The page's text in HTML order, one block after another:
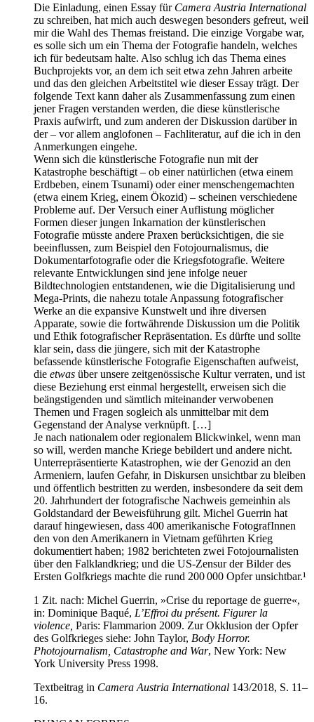
Die Einladung, einen Essay für Camera Austria International
zu schreiben, hat mich auch deswegen besonders gefreut, weil
mir die Wahl des Themas freistand. Die einzige Vorgabe war,
es solle sich um ein Thema der Fotografie handeln, welches
ich für bedeutsam halte. Also schlug ich das Thema eines
Buchprojekts vor, an dem ich seit etwa zehn Jahren arbeite
und das den gleichen Arbeitstitel wie dieser Essay trägt. Der
folgende Text kann daher als Zusammenfassung zum einen
jener Fragen verstanden werden, die diese künstlerische
Praxis aufwirft, und zum anderen der Diskussion darüber in
der – vor allem anglofonen – Fachliteratur, auf die ich in den
Anmerkungen eingehe.
Wenn sich die künstlerische Fotografie nun mit der
Katastrophe beschäftigt – ob einer natürlichen (etwa einem
Erdbeben, einem Tsunami) oder einer menschengemachten
(etwa einem Krieg, einem Ökozid) – scheinen verschiedene
Probleme auf. Der Versuch einer Auflistung möglicher
Formen dieser jungen Inkarnation der künstlerischen
Fotografie müsste andere Praxen berücksichtigen, die sie
beeinflussen, zum Beispiel den Fotojournalismus, die
Dokumentarfotografie oder die Kriegsfotografie. Weitere
relevante Entwicklungen sind jene infolge neuer
Bildtechnologien entstandenen, wie die Digitalisierung und
Mega-Prints, die nahezu totale Anpassung fotografischer
Werke an die expansive Kunstwelt und ihre diversen
Apparate, sowie die fortwährende Diskussion um die Politik
und Ethik fotografischer Repräsentation. Es dürfte und sollte
klar sein, dass die jüngere, sich mit der Katastrophe
befassende künstlerische Fotografie Eigenschaften aufweist,
die etwas über unsere zeitgenössische Kultur verraten, und ist
diese Beziehung erst einmal hergestellt, erweisen sich die
beängstigenden und sämtlich miteinander verwobenen
Themen und Fragen sogleich als unmittelbar mit dem
Gegenstand der Analyse verknüpft. […]
Je nach nationalem oder regionalem Blickwinkel, wenn man
so will, werden manche Kriege bebildert und andere nicht.
Unterrepräsentierte Katastrophen, wie der Genozid an den
Armeniern, laufen Gefahr, in Diskursen unsichtbar zu bleiben
und öffentlich bestritten zu werden, insbesondere da seit dem
20. Jahrhundert der fotografische Nachweis gemeinhin als
Goldstandard der Beweisführung gilt. Michel Guerrin hat
darauf hingewiesen, dass 400 amerikanische FotografInnen
den von den Amerikanern in Vietnam geführten Krieg
dokumentiert haben; 1982 berichteten zwei Fotojournalisten
über den Falklandkrieg; und die US-Zensur der Bilder des
Ersten Golfkriegs machte die rund 200 000 Opfer unsichtbar.¹
1 Zit. nach: Michel Guerrin, »Crise du reportage de guerre«,
in: Dominique Baqué, L’Effroi du présent. Figurer la
violence, Paris: Flammarion 2009. Zur Okklusion der Opfer
des Golfkrieges siehe: John Taylor, Body Horror.
Photojournalism, Catastrophe and War, New York: New
York University Press 1998.
Textbeitrag in Camera Austria International 143/2018, S. 11–
16.